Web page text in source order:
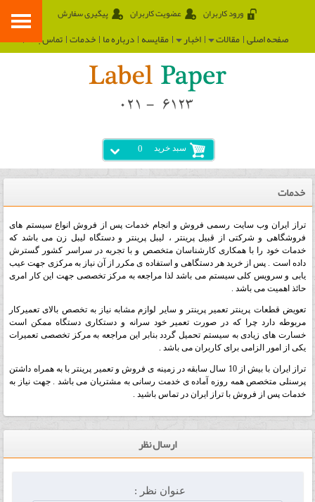
ورود کاربران عضویت کاربران پیگیری سفارش
صفحه اصلی مقالات اخبار مقایسه درباره ما خدمات تماس با ما
سبد خرید 0
خدمات
تراز ایران وب سایت رسمی فروش و انجام خدمات پس از فروش انواع سیستم های
فروشگاهی و شرکتی از قبیل پرینتر ، لیبل پرینتر و دستگاه لیبل زن می باشد که
خدمات خود را با همکاری کارشناسان متخصص و با تجربه در سراسر کشور گسترش
داده است . پس از خرید هر دستگاهی و استفاده ی مکرر از آن نیاز به مرکزی جهت عیب
یابی و سرویس کلی سیستم می باشد لذا مراجعه به مرکز تخصصی جهت این کار امری
حائذ اهمیت می باشد .
تعویض قطعات پرینتر تعمیر پرینتر و سایر لوازم مشابه نیاز به تخصص بالای تعمیرکار
مربوطه دارد چرا که در صورت تعمیر خود سرانه و دستکاری دستگاه ممکن است
خسارت های زیادی به سیستم تحمیل گردد بنابر این مراجعه به مرکز تخصصی تعمیرات
یکی از امور الزامی برای کاربران می باشد .
تراز ایران با بیش از 10 سال سابقه در زمینه ی فروش و تعمیر پرینتر با به همراه داشتن
پرسنلی متخصص همه روزه آماده ی خدمت رسانی به مشتریان می باشد . جهت نیاز به
خدمات پس از فروش با تراز ایران در تماس باشید .
ارسال نظر
عنوان نظر :